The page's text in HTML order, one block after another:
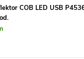
COB LED USB